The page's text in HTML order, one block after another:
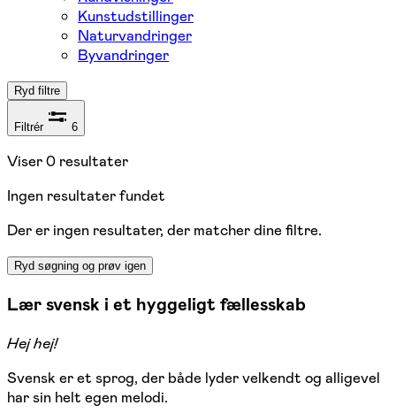
Kunstudstillinger
Naturvandringer
Byvandringer
Ryd filtre
Filtrér 6
Viser0 resultater
Ingen resultater fundet
Der er ingen resultater, der matcher dine filtre.
Ryd søgning og prøv igen
Lær svensk i et hyggeligt fællesskab
Hej hej!
Svensk er et sprog, der både lyder velkendt og alligevel
har sin helt egen melodi.